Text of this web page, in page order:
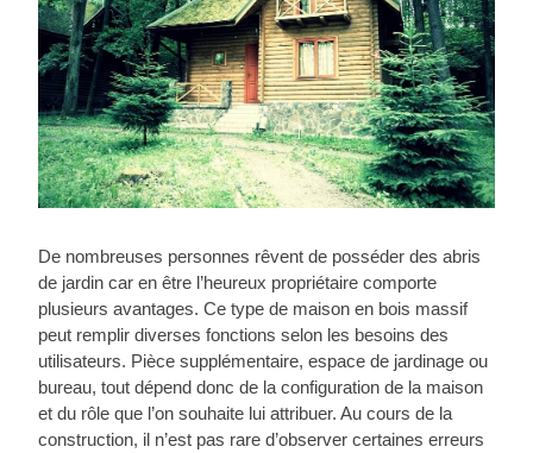
De nombreuses personnes rêvent de posséder des abris
de jardin car en être l’heureux propriétaire comporte
plusieurs avantages. Ce type de maison en bois massif
peut remplir diverses fonctions selon les besoins des
utilisateurs. Pièce supplémentaire, espace de jardinage ou
bureau, tout dépend donc de la configuration de la maison
et du rôle que l’on souhaite lui attribuer. Au cours de la
construction, il n’est pas rare d’observer certaines erreurs